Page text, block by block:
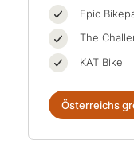
Epic
The
KAT Bike
Österreichs